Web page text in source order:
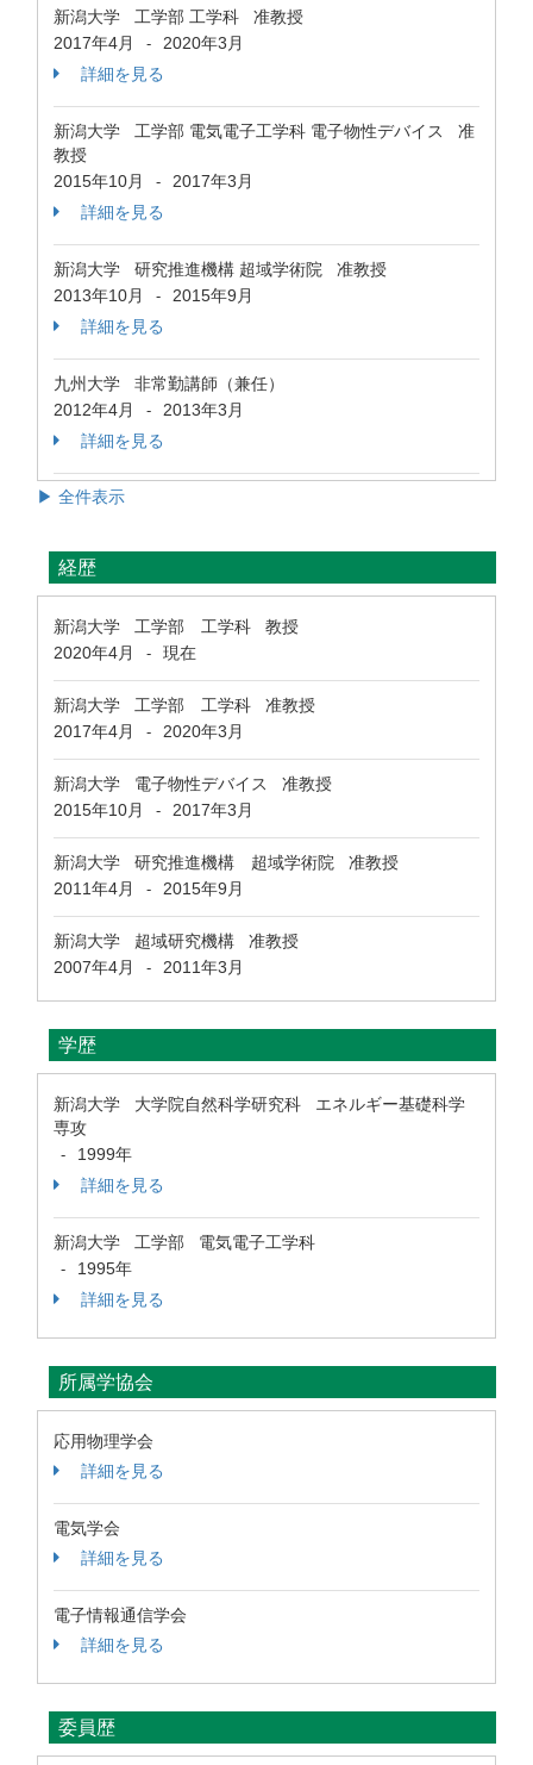
新潟大学 工学部 工学科 准教授
2017年4月
-
2020年3月
詳細を見る
新潟大学 工学部 電気電子工学科 電子物性デバイス 准
教授
2015年10月
-
2017年3月
詳細を見る
新潟大学 研究推進機構 超域学術院 准教授
2013年10月
-
2015年9月
詳細を見る
九州大学 非常勤講師（兼任）
2012年4月
-
2013年3月
詳細を見る
▶ 全件表示
経歴
新潟大学 工学部 工学科 教授
2020年4月
- 現在
新潟大学 工学部 工学科 准教授
2017年4月
- 2020年3月
新潟大学 電子物性デバイス 准教授
2015年10月
- 2017年3月
新潟大学 研究推進機構 超域学術院 准教授
2011年4月
- 2015年9月
新潟大学 超域研究機構 准教授
2007年4月
- 2011年3月
学歴
新潟大学 大学院自然科学研究科 エネルギー基礎科学
専攻
-
1999年
詳細を見る
新潟大学 工学部 電気電子工学科
-
1995年
詳細を見る
所属学協会
応用物理学会
詳細を見る
電気学会
詳細を見る
電子情報通信学会
詳細を見る
委員歴